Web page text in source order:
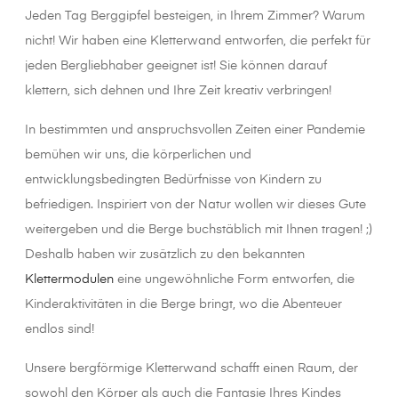
Jeden Tag Berggipfel besteigen, in Ihrem Zimmer? Warum
nicht! Wir haben eine Kletterwand entworfen, die perfekt für
jeden Bergliebhaber geeignet ist! Sie können darauf
klettern, sich dehnen und Ihre Zeit kreativ verbringen!
In bestimmten und anspruchsvollen Zeiten einer Pandemie
bemühen wir uns, die körperlichen und
entwicklungsbedingten Bedürfnisse von Kindern zu
befriedigen. Inspiriert von der Natur wollen wir dieses Gute
weitergeben und die Berge buchstäblich mit Ihnen tragen! ;)
Deshalb haben wir zusätzlich zu den bekannten
Klettermodulen eine ungewöhnliche Form entworfen, die
Kinderaktivitäten in die Berge bringt, wo die Abenteuer
endlos sind!
Unsere bergförmige Kletterwand schafft einen Raum, der
sowohl den Körper als auch die Fantasie Ihres Kindes